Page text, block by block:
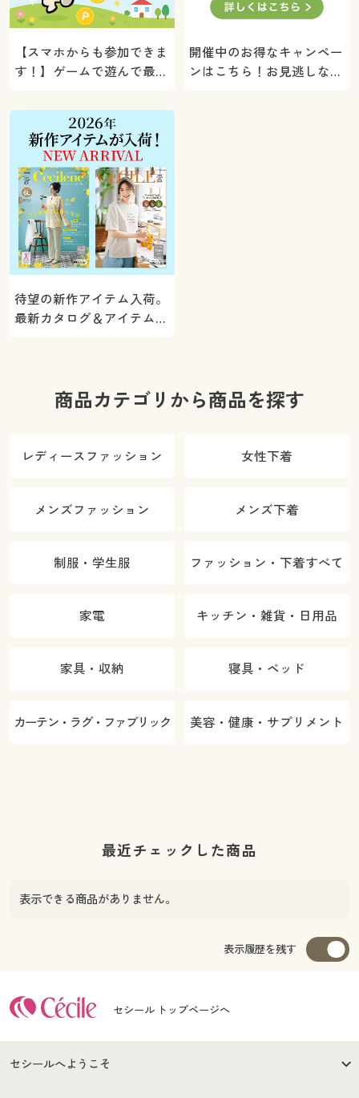
【スマホからも参加できま
す！】ゲームで遊んで最大
ト！
開催中のお得なキャンペー
ンはこちら！お見逃しな
待望の新作アイテム入荷。
最新カタログ＆アイテムを
商品カテゴリから商品を探す
レディースファッション 女性下着
メンズファッション メンズ下着
制服・学生服 ファッション・下着すべて
家電 キッチン・雑貨・日用品
家具・収納 寝具・ベッド
カーテン・ラグ・ファブリック 美容・健康・サプリメント
最近チェックした商品
表示できる商品がありません。
表示履歴を残す
セシール トップページへ
セシールへようこそ